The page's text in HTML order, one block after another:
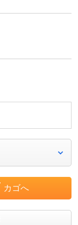
カゴへ